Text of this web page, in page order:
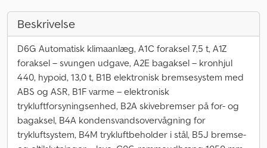
Beskrivelse
D6G Automatisk klimaanlæg, A1C foraksel 7,5 t, A1Z
foraksel – svungen udgave, A2E bagaksel – kronhjul
440, hypoid, 13,0 t, B1B elektronisk bremsesystem med
ABS og ASR, B1F varme – elektronisk
trykluftforsyningsenhed, B2A skivebremser på for- og
bagaksel, B4A kondensvandsovervågning for
trykluftsystem, B4M trykluftbeholder i stål, B5J bremse-